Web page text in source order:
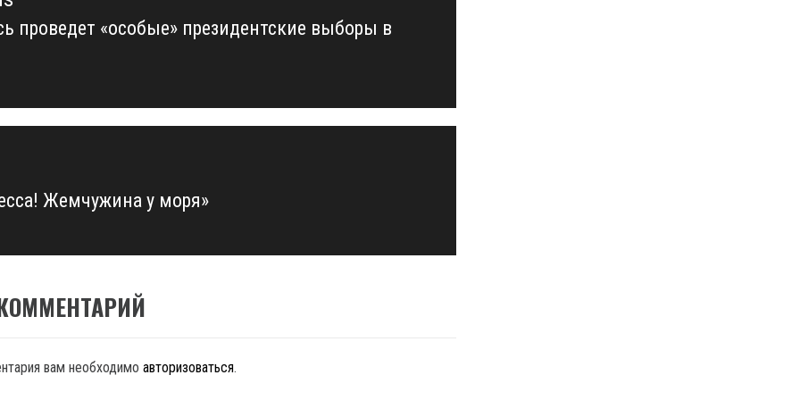
проведет «особые» президентские выборы в
Жемчужина у моря»
вам необходимо авторизоваться.